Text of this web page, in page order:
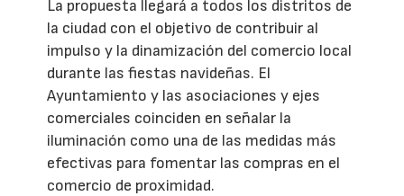
La propuesta llegará a todos los distritos de
la ciudad con el objetivo de contribuir al
impulso y la dinamización del comercio local
durante las fiestas navideñas. El
Ayuntamiento y las asociaciones y ejes
comerciales coinciden en señalar la
iluminación como una de las medidas más
efectivas para fomentar las compras en el
comercio de proximidad.